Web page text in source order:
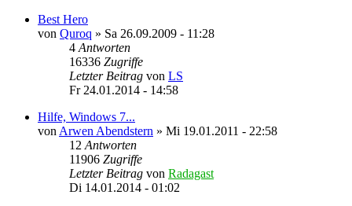
Best Hero
von Quroq » Sa 26.09.2009 - 11:28
4 Antworten
16336 Zugriffe
Letzter Beitrag von LS
Fr 24.01.2014 - 14:58
Hilfe, Windows 7...
von Arwen Abendstern » Mi 19.01.2011 - 22:58
12 Antworten
11906 Zugriffe
Letzter Beitrag von Radagast
Di 14.01.2014 - 01:02